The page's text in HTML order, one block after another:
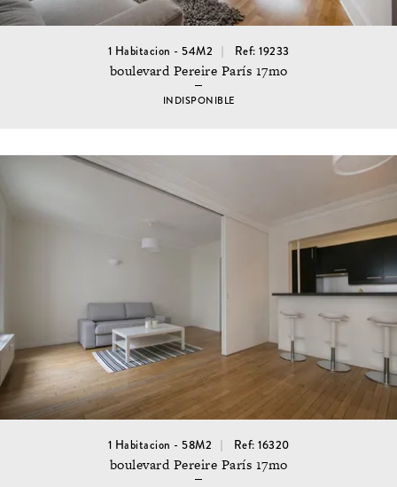
1 Habitacion - 54M2 Ref: 19233
boulevard Pereire París 17mo
INDISPONIBLE
1 Habitacion - 58M2 Ref: 16320
boulevard Pereire París 17mo